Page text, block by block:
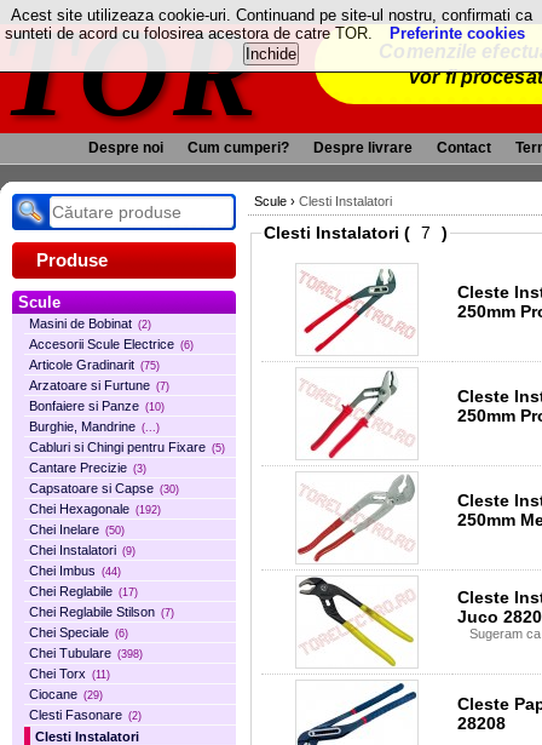
TOR
Comenzile
vor fi
Despre noi Cum cumperi? Despre livrare Contact
Produse
Scule
Masini de Bobinat (2)
Accesorii Scule Electrice (6)
Articole Gradinarit (75)
Arzatoare si Furtune (7)
Bonfaiere si Panze (10)
Burghie, Mandrine (...)
Cabluri si Chingi pentru Fixare (5)
Cantare Precizie (3)
Capsatoare si Capse (30)
Chei Hexagonale (192)
Chei Inelare (50)
Chei Instalatori (9)
Chei Imbus (44)
Chei Reglabile (17)
Chei Reglabile Stilson (7)
Chei Speciale (6)
Chei Tubulare (398)
Chei Torx (11)
Ciocane (29)
Clesti Fasonare (2)
Clesti Instalatori
Scule › Clesti Instalatori
Clesti Instalatori ( )
Cleste
250mm
Cleste
250mm
Cleste
250mm
Cleste
Juco
Sugeram
Cleste
28208
Acest site utilizeaza cookie-uri. Continuand pe site-ul nostru, confirmati ca
sunteti de acord cu folosirea acestora de catre TOR.
Preferinte cookies